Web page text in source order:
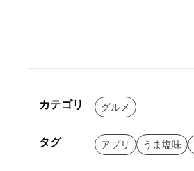
カテゴリ グルメ
タグ アプリ うま塩味